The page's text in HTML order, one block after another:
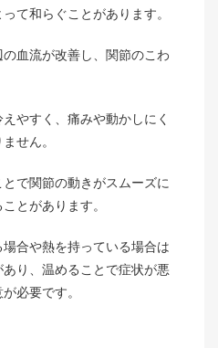
て和らぐことがあります。
血流が改善し、関節のこわ
やすく、痛みや動かしにく
せん。
で関節の動きがスムーズに
とがあります。
合や熱を持っている場合は
り、温めることで症状が悪
必要です。